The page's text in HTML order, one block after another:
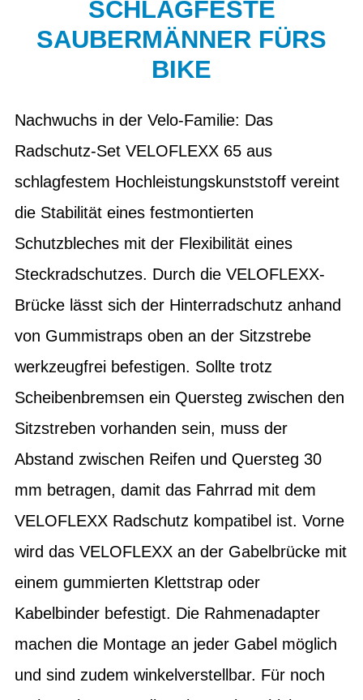
SCHLAGFESTE
SAUBERMÄNNER FÜRS
BIKE
Nachwuchs in der Velo-Familie: Das
Radschutz-Set VELOFLEXX 65 aus
schlagfestem Hochleistungskunststoff vereint
die Stabilität eines festmontierten
Schutzbleches mit der Flexibilität eines
Steckradschutzes. Durch die VELOFLEXX-
Brücke lässt sich der Hinterradschutz anhand
von Gummistraps oben an der Sitzstrebe
werkzeugfrei befestigen. Sollte trotz
Scheibenbremsen ein Quersteg zwischen den
Sitzstreben vorhanden sein, muss der
Abstand zwischen Reifen und Quersteg 30
mm betragen, damit das Fahrrad mit dem
VELOFLEXX Radschutz kompatibel ist. Vorne
wird das VELOFLEXX an der Gabelbrücke mit
einem gummierten Klettstrap oder
Kabelbinder befestigt. Die Rahmenadapter
machen die Montage an jeder Gabel möglich
und sind zudem winkelverstellbar. Für noch